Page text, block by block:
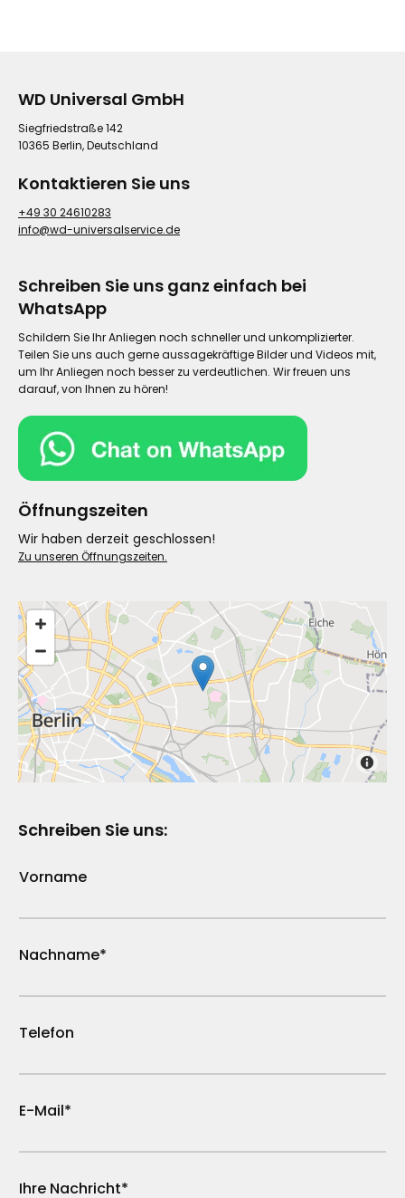
WD Universal GmbH
Siegfriedstraße 142
10365 Berlin, Deutschland
Kontaktieren Sie uns
+49 30 24610283
info@wd-universalservice.de
Schreiben Sie uns ganz einfach bei
WhatsApp
Schildern Sie Ihr Anliegen noch schneller und unkomplizierter.
Teilen Sie uns auch gerne aussagekräftige Bilder und Videos mit,
um Ihr Anliegen noch besser zu verdeutlichen. Wir freuen uns
darauf, von Ihnen zu hören!
Öffnungszeiten
Wir haben derzeit geschlossen!
Zu unseren Öffnungszeiten.
Schreiben Sie uns:
Vorname
Nachname*
Telefon
E-Mail*
Ihre Nachricht*